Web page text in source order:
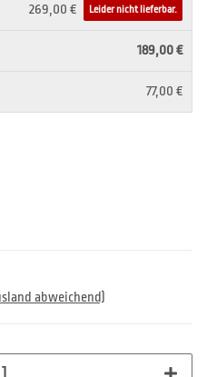
269,00 € Leider nicht lieferbar.
189,00 €
77,00 €
abweichend)